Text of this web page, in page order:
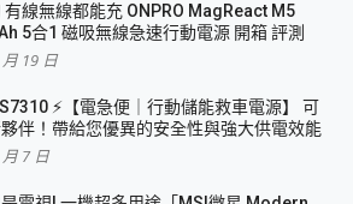
有線無線都能充 ONPRO MagReact M5
5合1 磁吸無線急速行動電源 開箱 評測
19 日
⚡【電急便｜行動儲能救車電源】 可
伴！帶給您優異的安全性與強大供電效能
7 日